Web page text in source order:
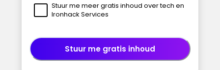
Stuur me meer gratis inhoud over tech en
Ironhack Services
Stuur me gratis inhoud